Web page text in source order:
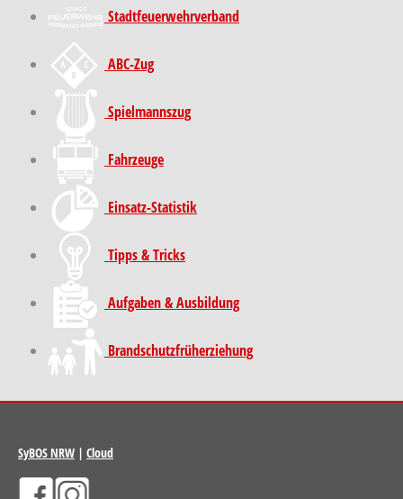
Stadt­feuer­wehr­verband
ABC-Zug
Spielmannszug
Fahrzeuge
Einsatz-Statistik
Tipps & Tricks
Aufgaben & Ausbildung
Brand­schutz­früh­erziehung
SyBOS NRW | Cloud